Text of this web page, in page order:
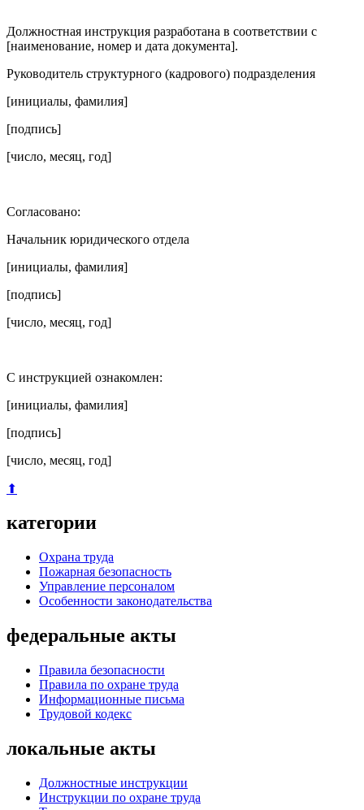
Должностная инструкция разработана в соответствии с
[наименование, номер и дата документа].
Руководитель структурного (кадрового) подразделения
[инициалы, фамилия]
[подпись]
[число, месяц, год]
Согласовано:
Начальник юридического отдела
[инициалы, фамилия]
[подпись]
[число, месяц, год]
С инструкцией ознакомлен:
[инициалы, фамилия]
[подпись]
[число, месяц, год]
⬆
категории
Охрана труда
Пожарная безопасность
Управление персоналом
Особенности законодательства
федеральные акты
Правила безопасности
Правила по охране труда
Информационные письма
Трудовой кодекс
локальные акты
Должностные инструкции
Инструкции по охране труда